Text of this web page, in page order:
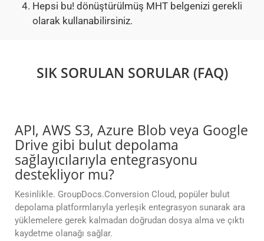
Hepsi bu! dönüştürülmüş MHT belgenizi gerekli
olarak kullanabilirsiniz.
SIK SORULAN SORULAR (FAQ)
API, AWS S3, Azure Blob veya Google
Drive gibi bulut depolama
sağlayıcılarıyla entegrasyonu
destekliyor mu?
Kesinlikle. GroupDocs.Conversion Cloud, popüler bulut
depolama platformlarıyla yerleşik entegrasyon sunarak ara
yüklemelere gerek kalmadan doğrudan dosya alma ve çıktı
kaydetme olanağı sağlar.